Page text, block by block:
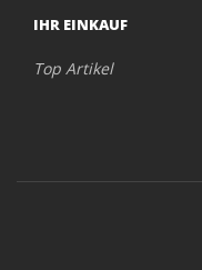
IHR EINKAUF
Top Artikel